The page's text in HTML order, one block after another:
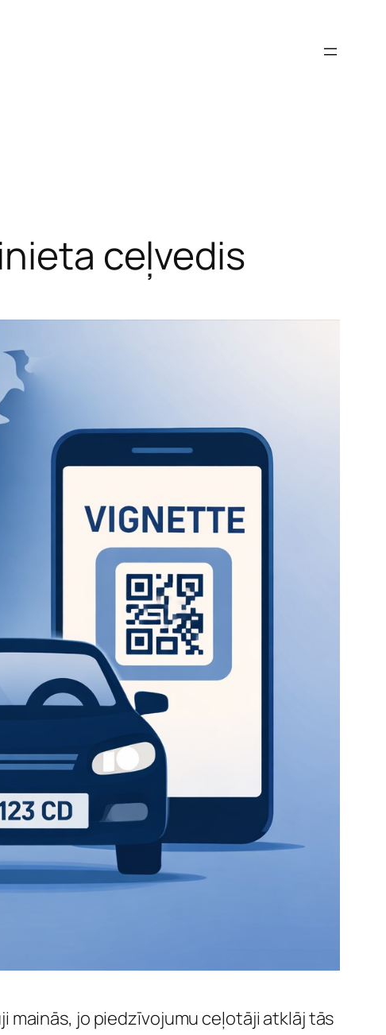
ceļvedis
mainās, jo piedzīvojumu ceļotāji atklāj tās